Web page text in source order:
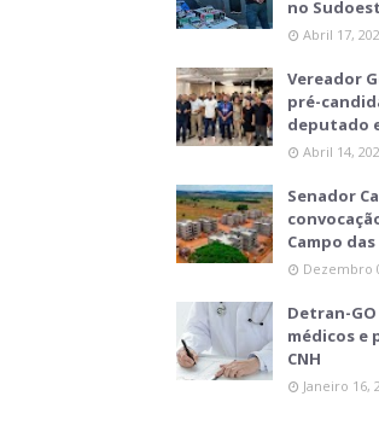
no
Abril 17,
Vereador
pré-
deputado
Abril 14,
Senador
Campo
Dezembro
Detran-
médicos e
CNH
Janeiro 16,